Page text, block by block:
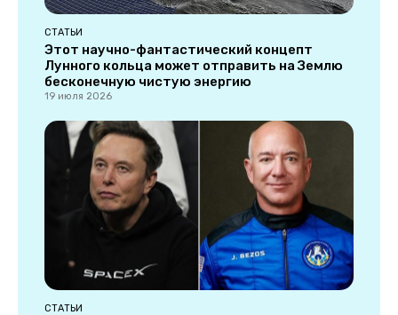
СТАТЬИ
Этот научно-фантастический концепт
Лунного кольца может отправить на Землю
бесконечную чистую энергию
19 июля 2026
СТАТЬИ